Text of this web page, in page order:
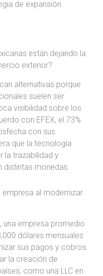
de expansión.
están dejando la
exterior?
alternativas porque
suelen ser
visibilidad sobre los
con EFEX, el 73%
con sus
que la tecnología
la trazabilidad y
distintas monedas.
empresa al modernizar
una empresa promedio
dólares mensuales
sus pagos y cobros
la creación de
como una LLC en